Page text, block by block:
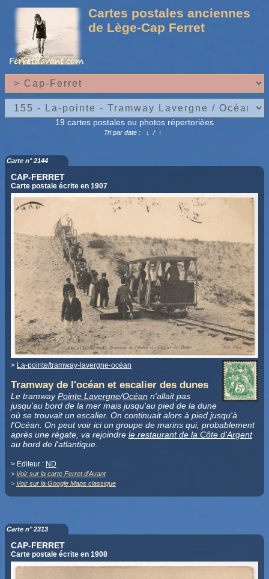
Cartes postales anciennes
de Lège-Cap Ferret
19 cartes postales ou photos répertorièes
Tri par date : ↓ /↑
Carte n° 2144
CAP-FERRET
Carte postale écrite en 1907
> La-pointe/tramway-lavergne-océan
Tramway de l'océan et escalier des dunes
Le tramwayPointe Lavergne/Océan n'allait pas
jusqu'au bord de la mer mais jusqu'au pied de la dune
où se trouvait un escalier. On continuait alors à pied jusqu'à
l'Océan. On peut voir ici un groupe de marins qui, probablement
après une régate, va rejoindre le restaurant de la Côte d'Argent
au bord de l'atlantique.
> Editeur : ND
> Voir sur la carte Ferret d'Avant
> Voir sur la Google Maps classique
Carte n° 2313
CAP-FERRET
Carte postale écrite en 1908